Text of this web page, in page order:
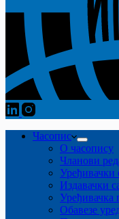
Часопис
О часопису
Чланови
Уређивачки
Издавачки
Уређивачка
Обавезе